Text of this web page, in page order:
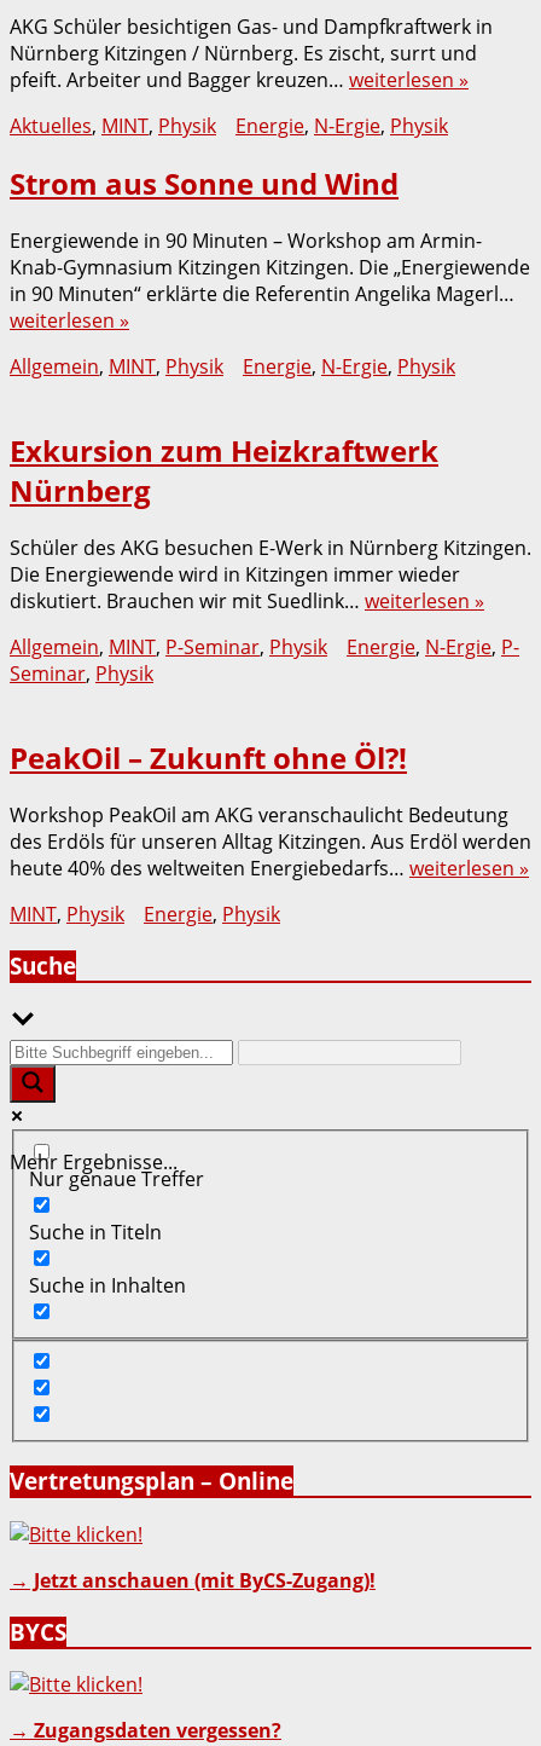
AKG Schüler besichtigen Gas- und Dampfkraftwerk in
Nürnberg Kitzingen / Nürnberg. Es zischt, surrt und
pfeift. Arbeiter und Bagger kreuzen… weiterlesen »
Aktuelles, MINT, Physik Energie, N-Ergie, Physik
Strom aus Sonne und Wind
Energiewende in 90 Minuten – Workshop am Armin-
Knab-Gymnasium Kitzingen Kitzingen. Die „Energiewende
in 90 Minuten“ erklärte die Referentin Angelika Magerl…
weiterlesen »
Allgemein, MINT, Physik Energie, N-Ergie, Physik
Exkursion zum Heizkraftwerk
Nürnberg
Schüler des AKG besuchen E-Werk in Nürnberg Kitzingen.
Die Energiewende wird in Kitzingen immer wieder
diskutiert. Brauchen wir mit Suedlink… weiterlesen »
Allgemein, MINT, P-Seminar, Physik Energie, N-Ergie, P-
Seminar, Physik
PeakOil – Zukunft ohne Öl?!
Workshop PeakOil am AKG veranschaulicht Bedeutung
des Erdöls für unseren Alltag Kitzingen. Aus Erdöl werden
heute 40% des weltweiten Energiebedarfs… weiterlesen »
MINT, Physik Energie, Physik
Suche
Mehr Ergebnisse...
Nur genaue Treffer
Suche in Titeln
Suche in Inhalten
Vertretungsplan – Online
→ Jetzt anschauen (mit ByCS-Zugang)!
BYCS
→ Zugangsdaten vergessen?